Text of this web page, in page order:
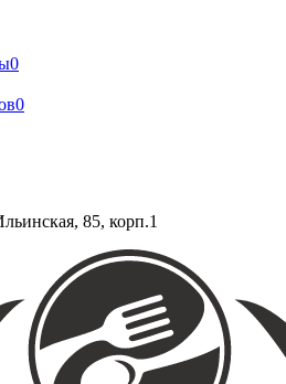
0
0
85, корп.1